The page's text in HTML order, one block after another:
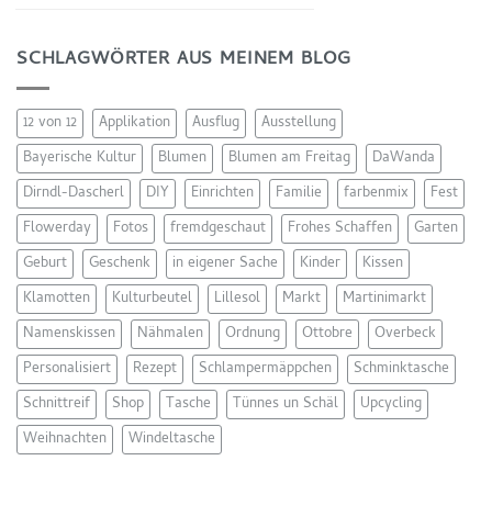
SCHLAGWÖRTER AUS MEINEM BLOG
12 von 12 Applikation Ausflug
Ausstellung
Bayerische Kultur
Blumen Blumen am Freitag
DaWanda
Dirndl-Dascherl
DIY Einrichten Familie farbenmix
Fest
Flowerday
Fotos fremdgeschaut Frohes Schaffen
Garten
Geburt
Geschenk in eigener Sache Kinder
Kissen
Klamotten
Kulturbeutel Lillesol Markt
Martinimarkt
Namenskissen
Nähmalen Ordnung Ottobre
Overbeck
Personalisiert
Rezept Schlampermäppchen
Schminktasche
Schnittreif
Shop Tasche Tünnes un Schäl
Upcycling
Weihnachten
Windeltasche